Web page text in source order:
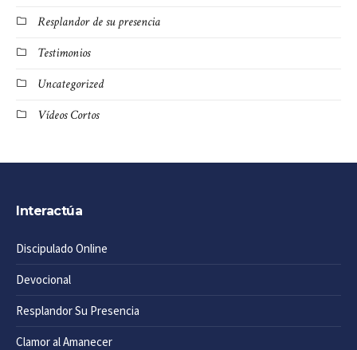
Resplandor de su presencia
Testimonios
Uncategorized
Vídeos Cortos
Interactúa
Discipulado Online
Devocional
Resplandor Su Presencia
Clamor al Amanecer